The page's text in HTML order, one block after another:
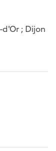
d'Or ; Dijon